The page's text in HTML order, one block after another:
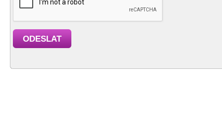
ODESLAT